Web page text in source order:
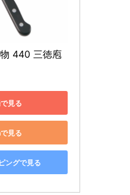
440 三徳庖
見る
見る
ングで見る